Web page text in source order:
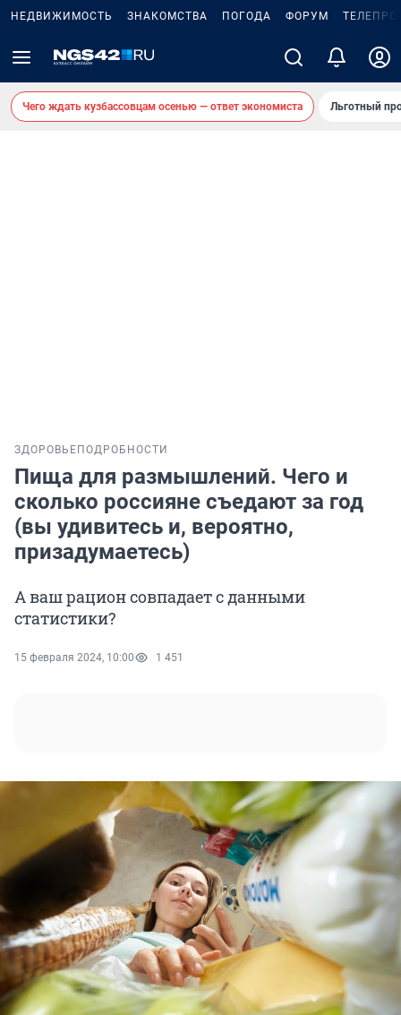
НЕДВИЖИМОСТЬ ЗНАКОМСТВА ПОГОДА ФОРУМ
Чего ждать кузбассовцам осенью — ответ экономиста Льготный
ЗДОРОВЬЕ ПОДРОБНОСТИ
Пища для размышлений. Чего и
сколько россияне съедают за год
(вы удивитесь и, вероятно,
призадумаетесь)
А ваш рацион совпадает с данными
статистики?
15 февраля 2024, 10:00 1 451